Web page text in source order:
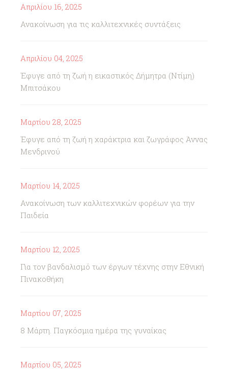
Απριλίου 16, 2025
Ανακοίνωση για τις καλλιτεχνικές συντάξεις
Απριλίου 04, 2025
Έφυγε από τη ζωή η εικαστικός Δήμητρα (Ντίμη)
Μπιτσάκου
Μαρτίου 28, 2025
Έφυγε από τη ζωή η χαράκτρια και ζωγράφος Άννας
Μενδρινού
Μαρτίου 14, 2025
Ανακοίνωση των καλλιτεχνικών φορέων για την
Παιδεία
Μαρτίου 12, 2025
Για τον βανδαλισμό των έργων τέχνης στην Εθνική
Πινακοθήκη
Μαρτίου 07, 2025
8 Μάρτη. Παγκόσμια ημέρα της γυναίκας
Μαρτίου 05, 2025